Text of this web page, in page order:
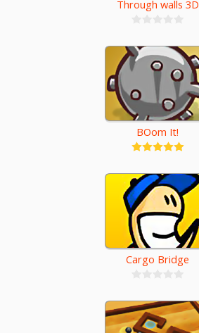
Through walls 3D
BOom It!
Cargo Bridge